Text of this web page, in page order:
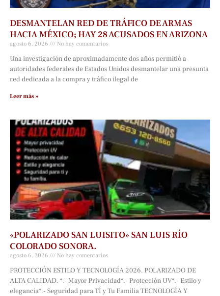
DESMANTELAN RED DE TRÁFICO DE ARMAS
HACIA MÉXICO; HAY 28 ACUSADOS EN ARIZONA
agosto 6, 2026 No hay comentarios
Una investigación de aproximadamente dos años permitió a
autoridades federales de Estados Unidos desmantelar una presunta
red dedicada a la compra y tráfico ilegal de
Leer más »
«POLARIZADO SAN LUISITO» SAN LUIS RÍO
COLORADO SONORA.
agosto 6, 2026 No hay comentarios
PROTECCIÓN ESTILO Y TECNOLOGÍA 2026. POLARIZADO DE
ALTA CALIDAD. *.- Mayor Privacidad*.- Protección UV*.- Estilo y
elegancia*.- Seguridad para TÍ y Tu Familia TECNOLOGÍA Y